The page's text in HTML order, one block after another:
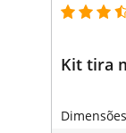
Kit tira